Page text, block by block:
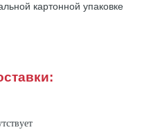
картонной упаковке